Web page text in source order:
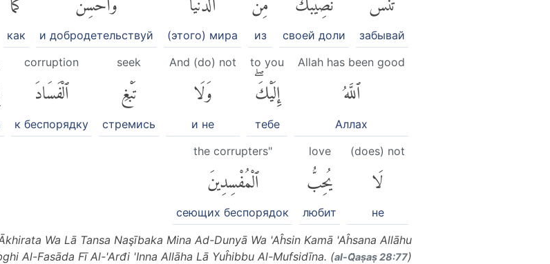
забывай
своей доли
из
(этого) мира
и добродетельствуй
как
Allah has been good
ٱللَّهُ
Аллах
to you
إِلَيْكَۖ
тебе
And (do) not
وَلَا
и не
seek
تَبْغِ
стремись
corruption
ٱلْفَسَادَ
к беспорядку
(does) not
لَا
не
love
يُحِبُّ
любит
the corrupters"
ٱلْمُفْسِدِينَ
сеющих беспорядок
Wa Lā Tansa Naşībaka Mina Ad-Dunyā Wa 'Aĥsin Kamā 'Aĥsana Allāhu
Al-Fasāda Fī Al-'Arđi 'Inna Allāha Lā Yuĥibbu Al-Mufsidīna. (al-Q̈aṣaṣ 28:77)